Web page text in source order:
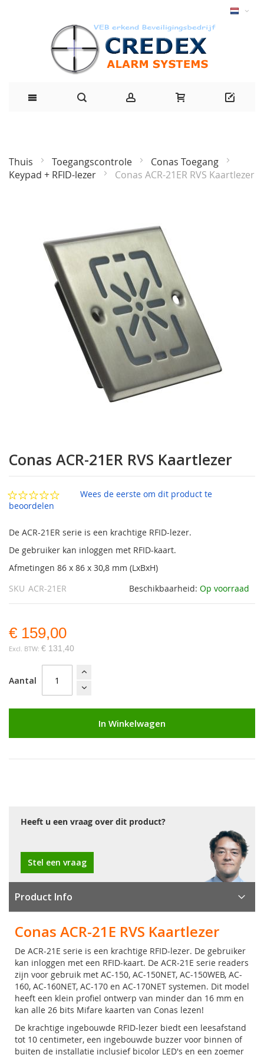
Thuis Toegangscontrole
Conas Toegang
Keypad + RFID-lezer
Conas ACR-21ER RVS Kaartlezer
afbeeldingen-
naar
het
begin
de
afbeeldingen-
Conas ACR-21ER RVS Kaartlezer
Wees de eerste om dit product te
beoordelen
De ACR-21ER serie is een krachtige RFID-lezer.
De gebruiker kan inloggen met RFID-kaart.
Afmetingen 86 x 86 x 30,8 mm (LxBxH)
Beschikbaarheid: Op voorraad
SKU ACR-21ER
€ 159,00
€ 131,40
Aantal
In Winkelwagen
Heeft u een vraag over dit product?
Stel een vraag
Product Info
Conas ACR-21E RVS Kaartlezer
De ACR-21E serie is een krachtige RFID-lezer. De gebruiker
kan inloggen met een RFID-kaart. De ACR-21E serie readers
zijn voor gebruik met AC-150, AC-150NET, AC-150WEB, AC-
160, AC-160NET, AC-170 en AC-170NET systemen. Dit model
heeft een klein profiel ontwerp van minder dan 16 mm en
kan alle 26 bits Mifare kaarten van Conas lezen!
De krachtige ingebouwde RFID-lezer biedt een leesafstand
tot 10 centimeter, een ingebouwde buzzer voor binnen of
buiten de installatie inclusief bicolor LED's en een zoemer